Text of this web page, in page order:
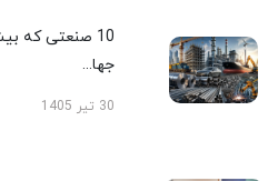
10 صنعتی که
جها...
30 تیر 1405